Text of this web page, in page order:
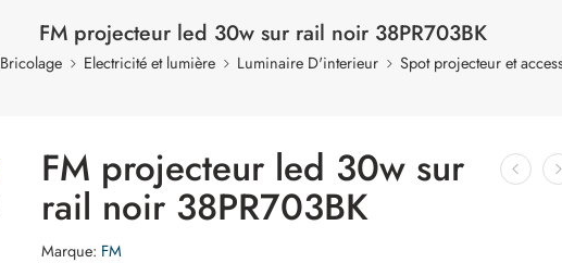
FM projecteur led 30w sur rail noir 38PR703BK
Bricolage Electricité et lumière Luminaire D'interieur Spot projecteur et
FM projecteur led 30w sur
rail noir 38PR703BK
Marque: FM